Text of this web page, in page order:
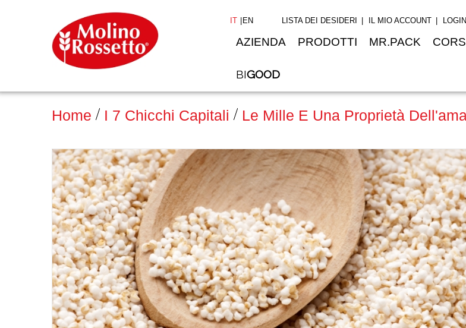
IT EN LISTA DEI DESIDERI IL MIO ACCOUNT LOGIN
AZIENDA PRODOTTI MR.PACK
BIGOOD
Home I 7 Chicchi Capitali Le Mille E Una Proprietà